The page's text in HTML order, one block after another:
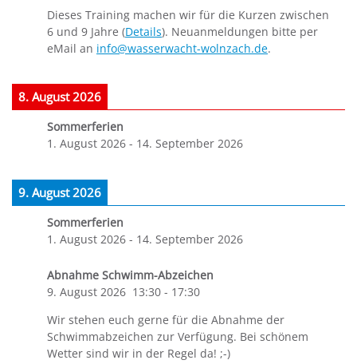
Dieses Training machen wir für die Kurzen zwischen
6 und 9 Jahre (Details). Neuanmeldungen bitte per
eMail an info@wasserwacht-wolnzach.de.
8. August 2026
Sommerferien
1. August 2026 - 14. September 2026
9. August 2026
Sommerferien
1. August 2026 - 14. September 2026
Abnahme Schwimm-Abzeichen
9. August 2026 13:30 - 17:30
Wir stehen euch gerne für die Abnahme der
Schwimmabzeichen zur Verfügung. Bei schönem
Wetter sind wir in der Regel da! ;-)